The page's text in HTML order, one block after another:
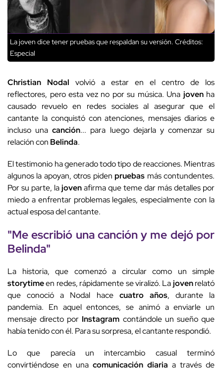
La joven dice tener pruebas que respaldan su versión. Créditos:
Especial
Christian Nodal volvió a estar en el centro de los
reflectores, pero esta vez no por su música. Una jovenha
causado revuelo en redes sociales al asegurar que el
cantante la conquistó con atenciones, mensajes diarios e
incluso unacanción... para luego dejarla y comenzar su
relación con Belinda.
El testimonio ha generado todo tipo de reacciones. Mientras
algunos la apoyan, otros pidenpruebas más contundentes.
Por su parte, lajovenafirma que teme dar más detalles por
miedo a enfrentar problemas legales, especialmente con la
actual esposa del cantante.
"Me escribió unacanción y me dejó por
Belinda"
La historia, que comenzó a circular como un simple
storytimeen redes, rápidamente se viralizó. Lajovenrelató
que conoció a Nodal hace cuatro años, durante la
pandemia. En aquel entonces, se animó a enviarle un
mensaje directo por Instagram contándole un sueño que
había tenido con él. Para su sorpresa, el cantante respondió.
Lo que parecía un intercambio casual terminó
convirtiéndose en una comunicación diaria a través de